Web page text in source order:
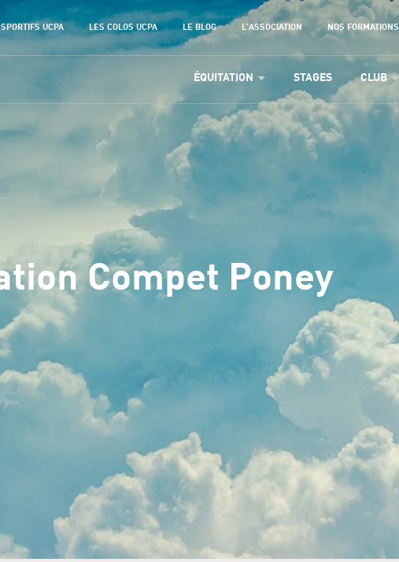
UCPA LES COLOS UCPA LE BLOG L'ASSOCIATION NOS FORMATIONS
ÉQUITATION STAGES CLUB
Compet Poney